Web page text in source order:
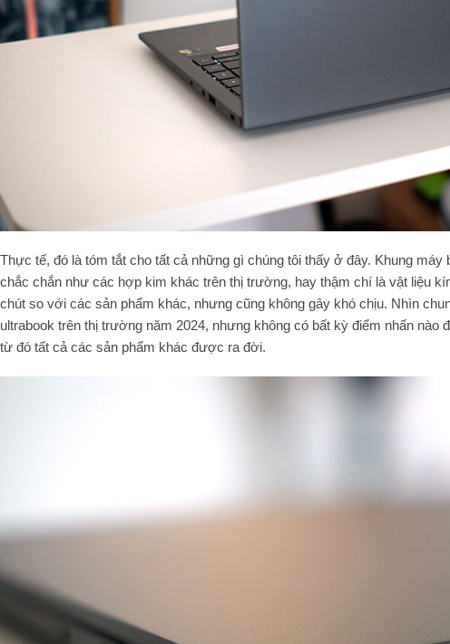
Thực tế, đó là tóm tắt cho tất cả những gì chúng tôi thấy ở đây. Khung
chắc chắn như các hợp kim khác trên thị trường, hay thậm chí là vật liệu
chút so với các sản phẩm khác, nhưng cũng không gây khó chịu. Nhìn
ultrabook trên thị trường năm 2024, nhưng không có bất kỳ điểm nhấn nào
từ đó tất cả các sản phẩm khác được ra đời.